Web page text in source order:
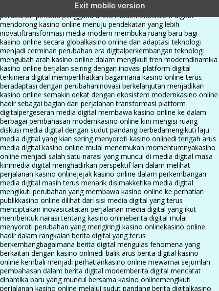
Exit mobile version
perkembangan kasino online mencerminkan
perubahan perilaku pengguna di era modernekosistem digital
mendorong kasino online menuju pendekatan yang lebih
inovatiftransformasi media modern membuka ruang baru bagi
kasino online secara globalkasino online dan adaptasi teknologi
menjadi cerminan perubahan era digitalperkembangan teknologi
mengubah arah kasino online dalam mengikuti tren moderndinamika
kasino online berjalan seiring dengan inovasi platform digital
terkiniera digital memperlihatkan bagaimana kasino online terus
beradaptasi dengan perubahaninovasi berkelanjutan menjadikan
kasino online semakin dekat dengan ekosistem modernkasino online
hadir sebagai bagian dari perjalanan transformasi platform
digitalpergeseran media digital membawa kasino online ke dalam
berbagai pembahasan modernkasino online kini mengisi ruang
diskusi media digital dengan sudut pandang berbedamengikuti laju
media digital yang kian sering menyoroti kasino onlinedi tengah arus
media digital kasino online mulai menemukan momentumnyakasino
online menjadi salah satu narasi yang muncul di media digital masa
kinimedia digital menghadirkan perspektif lain dalam melihat
perjalanan kasino onlinejejak kasino online dalam perkembangan
media digital masih terus menarik disimakketika media digital
mengikuti perubahan yang membawa kasino online ke perhatian
publikkasino online dilihat dari sisi media digital yang terus
menciptakan inovasicatatan perjalanan media digital yang ikut
membentuk narasi tentang kasino onlineberita digital mulai
menyoroti perubahan yang mengiringi kasino onlinekasino online
hadir dalam rangkaian berita digital yang terus
berkembangbagaimana berita digital mengulas fenomena yang
berkaitan dengan kasino onlinedi balik arus berita digital kasino
online kembali menjadi perhatiankasino online mewarnai sejumlah
pembahasan dalam berita digital modernberita digital mencatat
dinamika baru yang muncul bersama kasino onlinemengikuti
perjalanan kasino online melalui sudut pandang berita digitalkasino